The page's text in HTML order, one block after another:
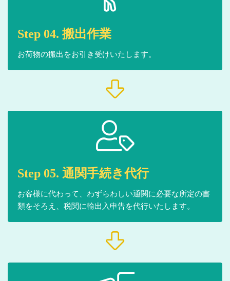
Step 04. 搬出作業
お荷物の搬出をお引き受けいたします。
Step 05. 通関手続き代行
お客様に代わって、わずらわしい通関に必要な所定の書
類をそろえ、税関に輸出入申告を代行いたします。